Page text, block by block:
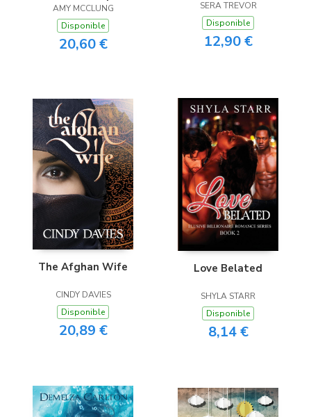
AMY MCCLUNG
Disponible
20,60 €
SERA TREVOR
Disponible
12,90 €
The Afghan Wife
CINDY DAVIES
Disponible
20,89 €
Love Belated
SHYLA STARR
Disponible
8,14 €